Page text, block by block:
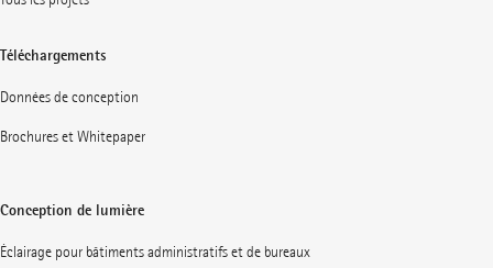
Téléchargements
Données de conception
Brochures et Whitepaper
Conception de lumière
Éclairage pour bâtiments administratifs et de bureaux